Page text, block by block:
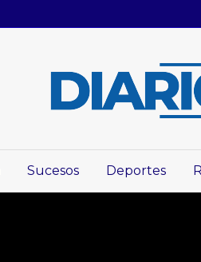
Sucesos Deportes